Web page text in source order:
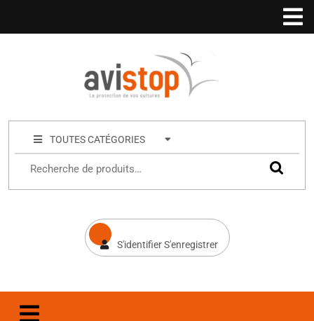
TOUTES CATÉGORIES
S'identifier S'enregistrer